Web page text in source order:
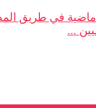
ماضية في طريق
...